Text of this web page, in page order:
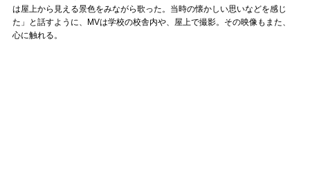
は屋上から見える景色をみながら歌った。当時の懐かしい思いなどを感じ
た」と話すように、MVは学校の校舎内や、屋上で撮影。その映像もまた、
心に触れる。